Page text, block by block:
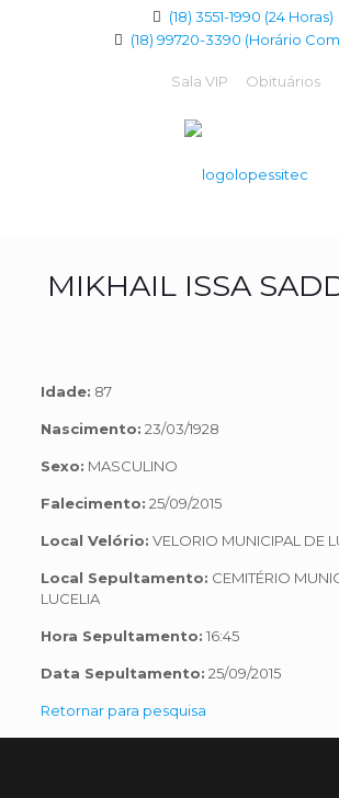
(18) 3551-1990 (24 Horas)
(18) 99720-3390 (Horário
Sala VIP Obituários
MIKHAIL ISSA
Idade: 87
Nascimento: 23/03/1928
Sexo: MASCULINO
Falecimento: 25/09/2015
Local Velório: VELORIO MUNICIPAL DE
Local Sepultamento: CEMITÉRIO
LUCELIA
Hora Sepultamento: 16:45
Data Sepultamento: 25/09/2015
Retornar para pesquisa